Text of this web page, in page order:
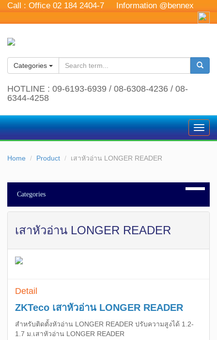
Call : Office 02 184 2404-7 Information @bennex
Categories
HOTLINE : 09-6193-6939 / 08-6308-4236 / 08-
6344-4258
Home Product เสาหัวอ่าน LONGER READER
Categories
เสาหัวอ่าน LONGER READER
Detail
ZKTeco เสาหัวอ่าน LONGER READER
สำหรับติดตั้งหัวอ่าน LONGER READER ปรับความสูงได้ 1.2-
1.7 ม.เสาหัวอ่าน LONGER READER